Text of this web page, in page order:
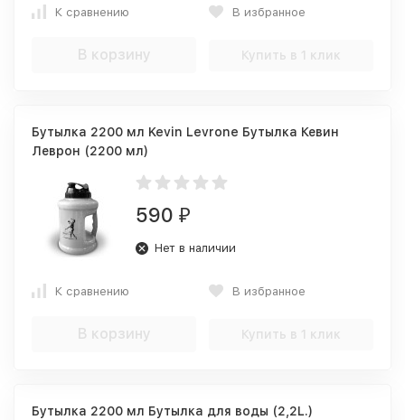
К сравнению В избранное
В корзину Купить в 1 клик
Бутылка 2200 мл Kevin Levrone Бутылка Кевин
Леврон (2200 мл)
590 ₽
Нет в наличии
К сравнению В избранное
В корзину Купить в 1 клик
Бутылка 2200 мл Бутылка для воды (2,2L.)